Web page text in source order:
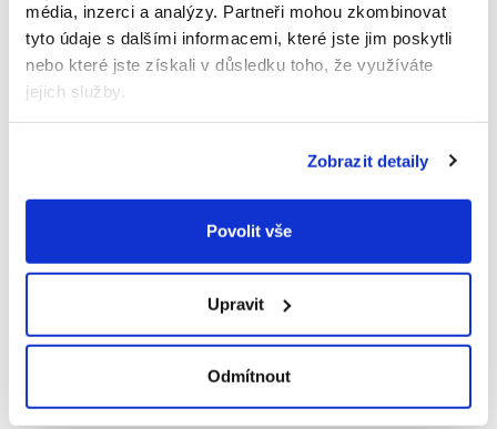
média, inzerci a analýzy. Partneři mohou zkombinovat
tyto údaje s dalšími informacemi, které jste jim poskytli
nebo které jste získali v důsledku toho, že využíváte
jejich služby.
Zobrazit detaily
Povolit vše
Upravit
Odmítnout
inteligentní senzor – pouští melodie při
zaznamenání pláče
přehrává zvuky tlukotu srdce či proudící vody
úchyt na suchý zip – umožňuje snadné
cca 10 hodin používání na 1 nabití
Hodnocení produktu
hodnocení. Prosímpřihlaste senebo seregistrujte.